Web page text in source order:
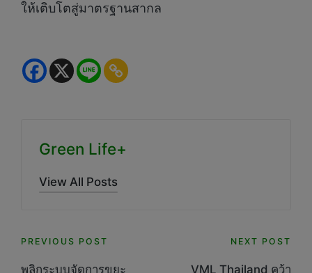
ให้เติบโตสู่มาตรฐานสากล
Green Life+
View All Posts
Post
PREVIOUS POST
พลิกระบบจัดการขยะ
NEXT POST
VML Thailand คว้า